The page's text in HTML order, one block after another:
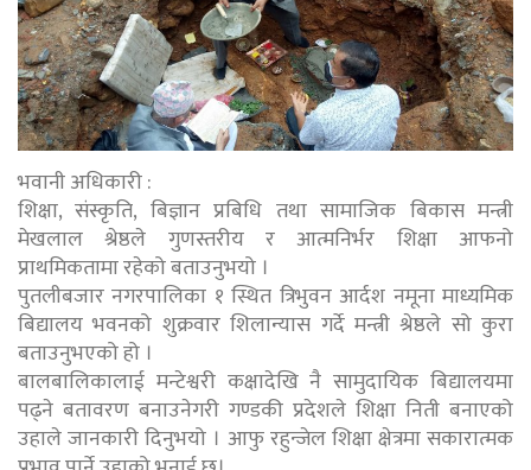
भवानी अधिकारी :
शिक्षा, संस्कृति, बिज्ञान प्रबिधि तथा सामाजिक बिकास मन्त्री
मेखलाल श्रेष्ठले गुणस्तरीय र आत्मनिर्भर शिक्षा आफनो
प्राथमिकतामा रहेको बताउनुभयो ।
पुतलीबजार नगरपालिका १ स्थित त्रिभुवन आर्दश नमूना माध्यमिक
बिद्यालय भवनको शुक्रवार शिलान्यास गर्दे मन्त्री श्रेष्ठले सो कुरा
बताउनुभएको हो ।
बालबालिकालाई मन्टेश्वरी कक्षादेखि नै सामुदायिक बिद्यालयमा
पढ्ने बतावरण बनाउनेगरी गण्डकी प्रदेशले शिक्षा निती बनाएको
उहाले जानकारी दिनुभयो । आफु रहुन्जेल शिक्षा क्षेत्रमा सकारात्मक